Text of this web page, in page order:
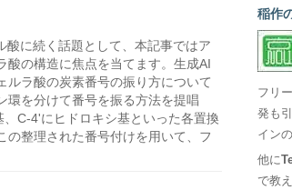
に続く話題として、本記事ではア
酸の構造に焦点を当てます。生成AI
ルラ酸の炭素番号の振り方について
環を分けて番号を振る方法を提唱
C-4'にヒドロキシ基といった各置換
の整理された番号付けを用いて、フ
稲作
フリ
発も
イン
他に
で教